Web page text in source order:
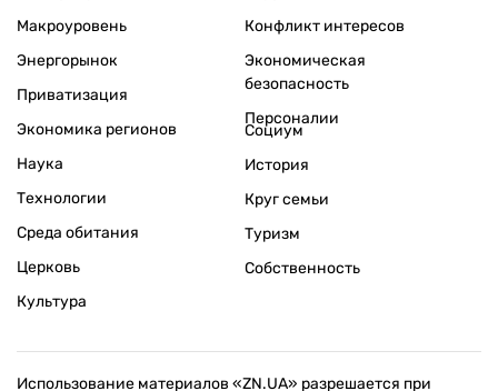
Макроуровень
Энергорынок
Приватизация
Экономика регионов
Конфликт интересов
Экономическая
безопасность
Персоналии
Наука
Технологии
Среда обитания
Церковь
Культура
Социум
История
Круг семьи
Туризм
Собственность
Использование материалов «ZN.UA» разрешается при